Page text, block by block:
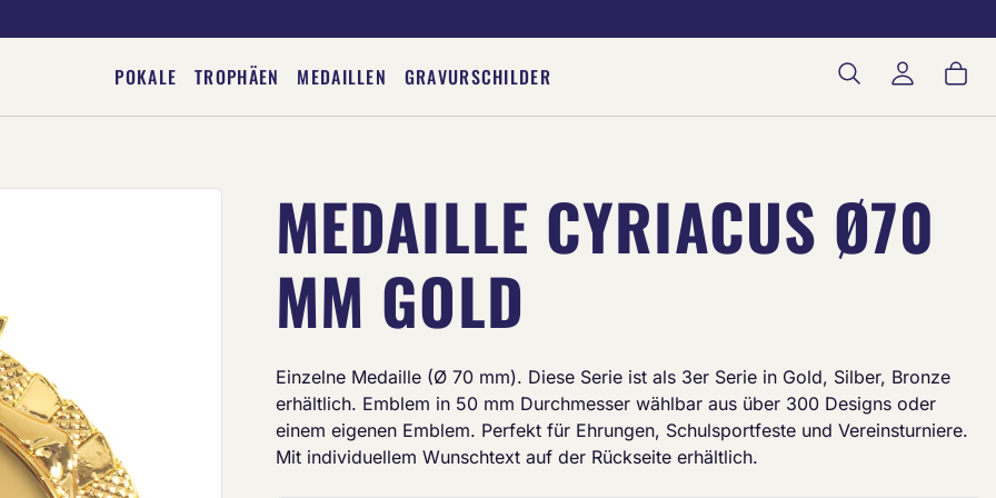
POKALE TROPHÄEN MEDAILLEN GRAVURSCHILDER
MEDAILLE CYRIACUS Ø70
MM GOLD
Deine Gravur
Einzelne Medaille (Ø 70 mm). Diese Serie ist als 3er Serie in Gold, Silber, Bronze
erhältlich. Emblem in 50 mm Durchmesser wählbar aus über 300 Designs oder
einem eigenen Emblem. Perfekt für Ehrungen, Schulsportfeste und Vereinsturniere.
Mit individuellem Wunschtext auf der Rückseite erhältlich.